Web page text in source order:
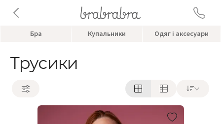
Бра Купальники Одяг і аксесуари
Трусики